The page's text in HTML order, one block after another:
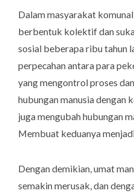
Dalam masyarakat
berbentuk kolektif dan
sosial beberapa ribu tahun
perpecahan antara para
yang mengontrol proses
hubungan manusia dengan
juga mengubah hubungan
Membuat keduanya
Dengan demikian, umat
semakin merusak, dan